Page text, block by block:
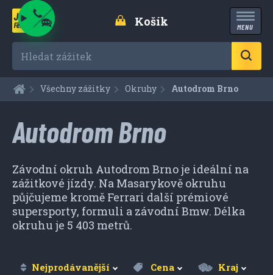
Košík MENU
Hledat zážitek
Všechny zážitky Okruhy Aktuální:
Autodrom Brno
Autodrom Brno
Závodní okruh Autodrom Brno je ideální na
zážitkové jízdy. Na Masarykově okruhu
půjčujeme kromě Ferrari další prémiové
supersporty, formuli a závodní Bmw. Délka
okruhu je 5 403 metrů.
Nejprodávanější Cena Kraj